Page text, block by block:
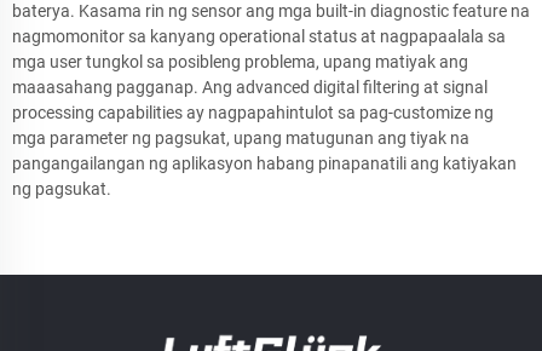
baterya. Kasama rin ng sensor ang mga built-in diagnostic feature na
nagmomonitor sa kanyang operational status at nagpapaalala sa
mga user tungkol sa posibleng problema, upang matiyak ang
maaasahang pagganap. Ang advanced digital filtering at signal
processing capabilities ay nagpapahintulot sa pag-customize ng
mga parameter ng pagsukat, upang matugunan ang tiyak na
pangangailangan ng aplikasyon habang pinapanatili ang katiyakan
ng pagsukat.